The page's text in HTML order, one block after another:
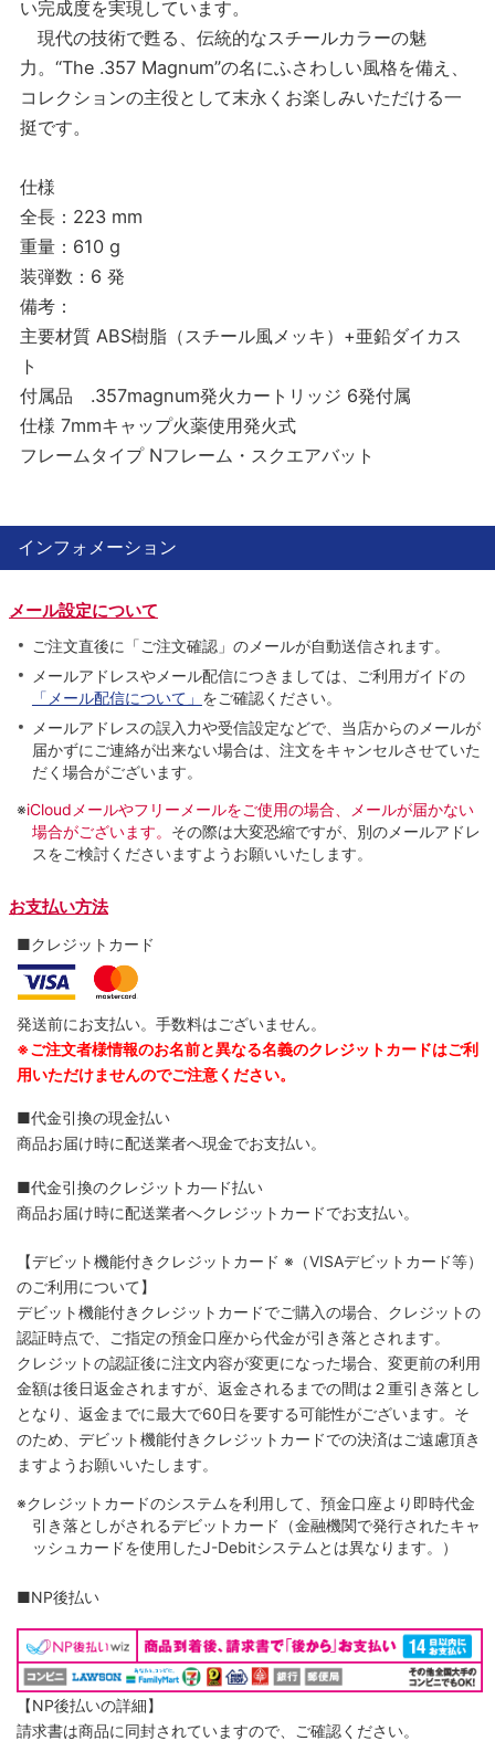
い完成度を実現しています。
現代の技術で甦る、伝統的なスチールカラーの魅
力。“The .357 Magnum”の名にふさわしい風格を備え、
コレクションの主役として末永くお楽しみいただける一
挺です。
仕様
全長：223 mm
重量：610 g
装弾数：6 発
備考：
主要材質 ABS樹脂（スチール風メッキ）+亜鉛ダイカス
ト
付属品 .357magnum発火カートリッジ 6発付属
仕様 7mmキャップ火薬使用発火式
フレームタイプ Nフレーム・スクエアバット
インフォメーション
メール設定について
ご注文直後に「ご注文確認」のメールが自動送信されます。
メールアドレスやメール配信につきましては、ご利用ガイドの
「メール配信について」 をご確認ください。
メールアドレスの誤入力や受信設定などで、当店からのメールが
届かずにご連絡が出来ない場合は、注文をキャンセルさせていた
だく場合がございます。
※iCloudメールやフリーメールをご使用の場合、メールが届かない
場合がございます。 その際は大変恐縮ですが、別のメールアドレ
スをご検討くださいますようお願いいたします。
お支払い方法
■クレジットカード
発送前にお支払い。手数料はございません。
※ご注文者様情報のお名前と異なる名義のクレジットカードはご利
用いただけませんのでご注意ください。
■代金引換の現金払い
商品お届け時に配送業者へ現金でお支払い。
■代金引換のクレジットカ―ド払い
商品お届け時に配送業者へクレジットカードでお支払い。
【デビット機能付きクレジットカード ※（VISAデビットカード等）
のご利用について】
デビット機能付きクレジットカードでご購入の場合、クレジットの
認証時点で、ご指定の預金口座から代金が引き落とされます。
クレジットの認証後に注文内容が変更になった場合、変更前の利用
金額は後日返金されますが、返金されるまでの間は２重引き落とし
となり、返金までに最大で60日を要する可能性がございます。そ
のため、デビット機能付きクレジットカードでの決済はご遠慮頂き
ますようお願いいたします。
※クレジットカードのシステムを利用して、預金口座より即時代金
引き落としがされるデビットカード（金融機関で発行されたキャ
ッシュカードを使用したJ-Debitシステムとは異なります。）
■NP後払い
【NP後払いの詳細】
請求書は商品に同封されていますので、ご確認ください。